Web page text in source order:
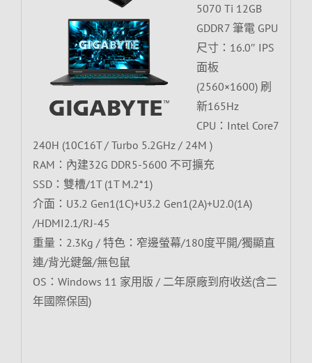
5070 Ti 12GB
GDDR7 筆電 GPU
尺寸：16.0″ IPS
面板
(2560×1600) 刷
新165Hz
CPU：Intel Core7
240H (10C16T / Turbo 5.2GHz / 24M )
RAM：內建32G DDR5-5600 不可擴充
SSD：雙槽/1T (1T M.2*1)
介面：U3.2 Gen1(1C)+U3.2 Gen1(2A)+U2.0(1A)
/HDMI2.1/RJ-45
重量：2.3Kg / 特色：窄邊螢幕/180度平開/獨顯直
連/背光鍵盤/無包鼠
OS：Windows 11 家用版 / 二年原廠到府收送(含二
年國際保固)